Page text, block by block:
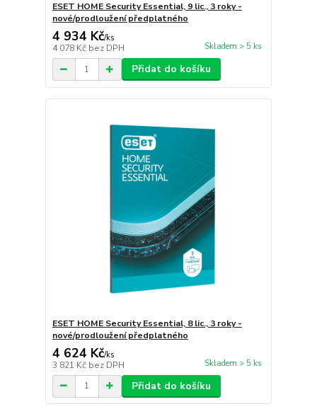
ESET HOME Security Essential, 9 lic., 3 roky -
nové/prodloužení předplatného
4 934 Kč/ks
4 078 Kč bez DPH Skladem > 5 ks
Přidat do košíku
ESET HOME Security Essential, 8 lic., 3 roky -
nové/prodloužení předplatného
4 624 Kč/ks
3 821 Kč bez DPH Skladem > 5 ks
Přidat do košíku